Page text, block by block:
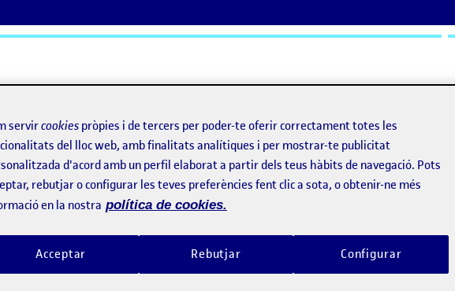
ActiFolios Ajuda
servircookies pròpies i de tercers per poder-te oferir correctament totes les
del lloc web, amb finalitats analítiques i per mostrar-te publicitat
d'acord amb un perfil elaborat a partir dels teus hàbits de navegació. Pots
rebutjar o configurar les teves preferències fent clic a sota, o obtenir-ne més
en la nostra política de cookies.
Rebutjar
Acceptar Configurar